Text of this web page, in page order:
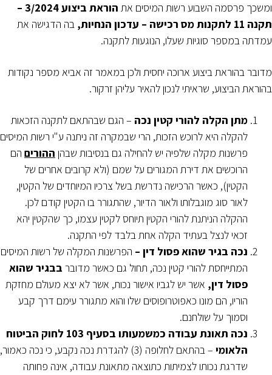
ומשכך פרסמה השבוע רשות המיסים את
הוראת ביצוע 3/2024 –
תקנה 11 לתקנות מס רכישה – עדכון הנחיות,
בה הדגישה את
עמדתה במספר סוגיות שעלו, הנוגעות לתקנה.
מדובר בהוראת ביצוע ארוכה יחסית ולכן במאמר זה אביא מספר נקודות
בהוראת הביצוע, שראיתי לנכון להאיר עליהן זרקור.
מתן הקלה להורי קטין נכה – הגם שבהתאם לתקנה הזכאות
להקלה היא לרוכש הזכות, הרי שבמקרה זה ניתנה ע"י רשות המיסים
פרשנות מקלה שלפיה יש להחילה גם בנסיבות שבהן ההורים הם
הרוכשים את דירת המגורים על שמם (ולא קרובים אחרים של
הקטין), כאשר הרכישה נדרשת בשל צרכיו המיוחדים של הקטין,
לאור סוג מוגבלותו ולאור הדיור, שהתגורר בו הקטין קודם לכן.
ההקלה הניתנת להורי הקטין תיוחס לקטין עצמו, כך שהקטין יהא
זכאי לנצל בעתיד הקלה אחת בלבד לפי התקנה.
נכה בגיר שהוא פסול דין – הפרשנות המקלה של רשות המיסים
המתייחסת להורי קטין נכה, תחול גם כאשר מדובר בבגיר שהוא
פסול דין, אשר יש לגביו אישור נכות, אשר לא יצא מעולם מחזקת
הוריו, הם מונו כאפוטרופוסים שלו והוא מתגורר עימם דרך קבע
וסמוך על שולחנם.
נכה תאונת עבודה כמשמעותו בסעיף 103 לחוק הביטוח
הלאומי
– בהתאם לחלופה (3) להגדרת נכה נקבע, כי נכה כאמור,
שדרגת נכותו לצמיתות כתוצאה מתאונת עבודה, אינה פחותה